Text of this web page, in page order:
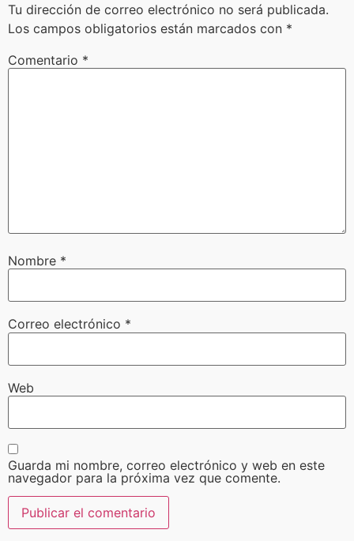
Tu dirección de correo electrónico no será publicada.
Los campos obligatorios están marcados con *
Comentario *
Nombre *
Correo electrónico *
Web
Guarda mi nombre, correo electrónico y web en este
navegador para la próxima vez que comente.